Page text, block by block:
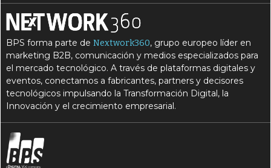
BPS forma parte deNextwork360, grupo europeo líder en
marketing B2B, comunicación y medios especializados para
el mercado tecnológico. A través de plataformas digitales y
eventos, conectamos a fabricantes, partners y decisores
tecnológicos impulsando la Transformación Digital, la
Innovación y el crecimiento empresarial.